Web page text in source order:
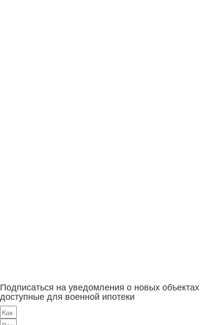
Подписаться на уведомления о новых объектах
доступные для военной ипотеки